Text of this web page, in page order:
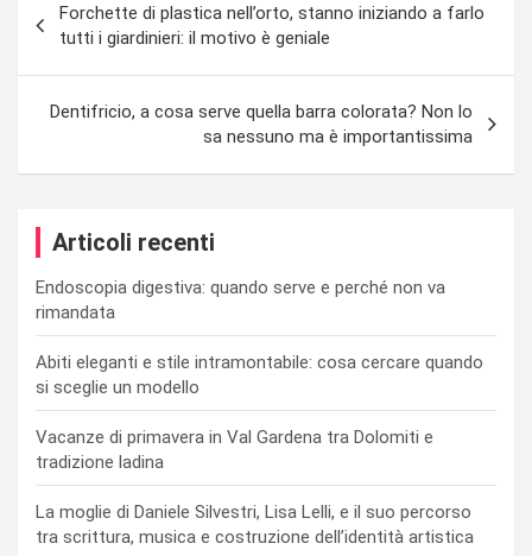
articoli
Forchette di plastica nell’orto, stanno iniziando a farlo
tutti i giardinieri: il motivo è geniale
Dentifricio, a cosa serve quella barra colorata? Non lo
sa nessuno ma è importantissima
Articoli recenti
Endoscopia digestiva: quando serve e perché non va
rimandata
Abiti eleganti e stile intramontabile: cosa cercare quando
si sceglie un modello
Vacanze di primavera in Val Gardena tra Dolomiti e
tradizione ladina
La moglie di Daniele Silvestri, Lisa Lelli, e il suo percorso
tra scrittura, musica e costruzione dell’identità artistica